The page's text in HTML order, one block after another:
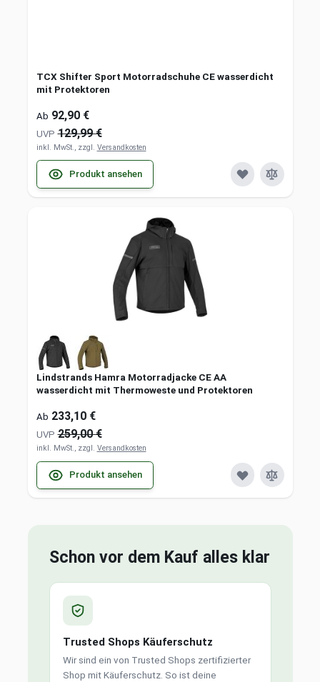
TCX Shifter Sport Motorradschuhe CE wasserdicht
mit Protektoren
Ab 92,90 €
UVP 129,99 €
inkl. MwSt., zzgl. Versandkosten
Produkt ansehen
Lindstrands Hamra Motorradjacke CE AA
wasserdicht mit Thermoweste und Protektoren
Ab 233,10 €
UVP 259,00 €
inkl. MwSt., zzgl. Versandkosten
Produkt ansehen
Schon vor dem Kauf alles klar
Trusted Shops Käuferschutz
Wir sind ein von Trusted Shops zertifizierter
Shop mit Käuferschutz. So ist deine